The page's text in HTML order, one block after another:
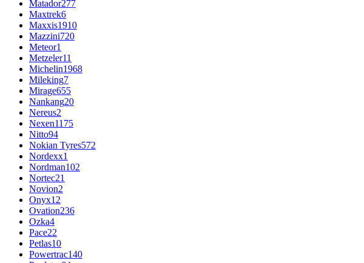
Matador277
Maxtrek6
Maxxis1910
Mazzini720
Meteor1
Metzeler11
Michelin1968
Mileking7
Mirage655
Nankang20
Nereus2
Nexen1175
Nitto94
Nokian Tyres572
Nordexx1
Nordman102
Nortec21
Novion2
Onyx12
Ovation236
Ozka4
Pace22
Petlas10
Powertrac140